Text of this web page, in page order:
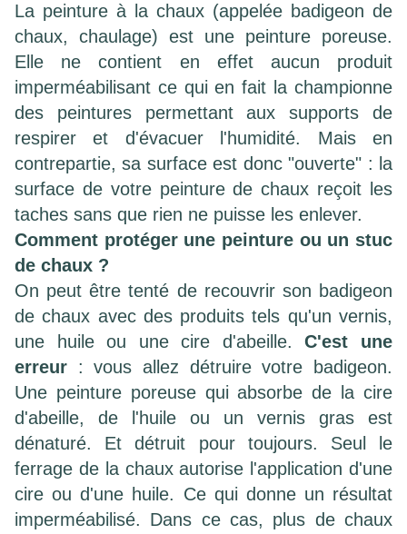
La peinture à la chaux (appelée badigeon de
chaux, chaulage) est une peinture poreuse.
Elle ne contient en effet aucun produit
imperméabilisant ce qui en fait la championne
des peintures permettant aux supports de
respirer et d'évacuer l'humidité. Mais en
contrepartie, sa surface est donc "ouverte" : la
surface de votre peinture de chaux reçoit les
taches sans que rien ne puisse les enlever.
Comment protéger une peinture ou un stuc
de chaux ?
On peut être tenté de recouvrir son badigeon
de chaux avec des produits tels qu'un vernis,
une huile ou une cire d'abeille.C'est une
erreur : vous allez détruire votre badigeon.
Une peinture poreuse qui absorbe de la cire
d'abeille, de l'huile ou un vernis gras est
dénaturé. Et détruit pour toujours. Seul le
ferrage de la chaux autorise l'application d'une
cire ou d'une huile. Ce qui donne un résultat
imperméabilisé. Dans ce cas, plus de chaux